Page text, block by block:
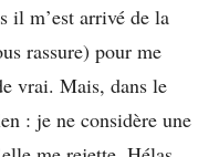
il m’est arrivé de la
rassure) pour me
vrai. Mais, dans le
: je ne considère une